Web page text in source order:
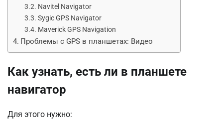
Navitel Navigator
Sygic GPS Navigator
Maverick GPS Navigation
Проблемы с GPS в планшетах: Видео
Как узнать, есть ли в планшете
навигатор
Для этого нужно: